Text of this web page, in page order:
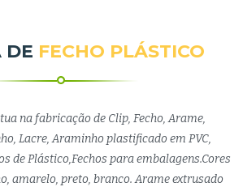
DE FECHO PLÁSTICO
na fabricação de Clip, Fecho, Arame,
Lacre, Araminho plastificado em PVC,
de Plástico,Fechos para embalagens.Cores
amarelo, preto, branco. Arame extrusado